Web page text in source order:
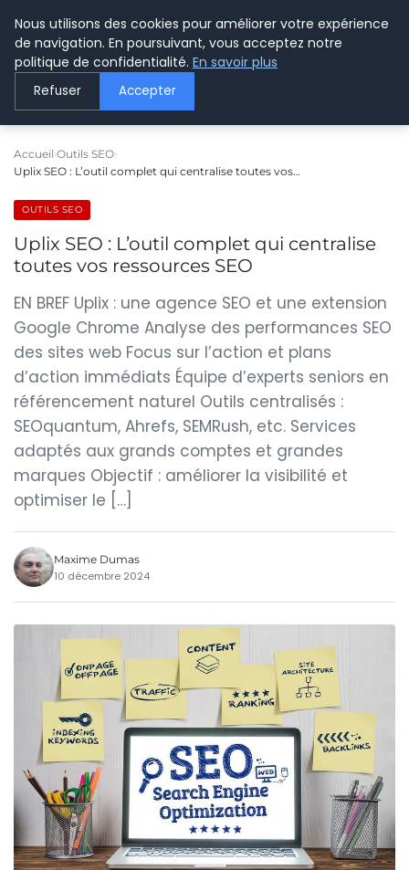
LE WEBMARKETING
Accueil Outils SEO
Uplix SEO : L’outil complet qui centralise toutes vos…
OUTILS SEO
Uplix SEO : L’outil complet qui centralise
toutes vos ressources SEO
EN BREF Uplix : une agence SEO et une extension
Google Chrome Analyse des performances SEO
des sites web Focus sur l’action et plans
d’action immédiats Équipe d’experts seniors en
référencement naturel Outils centralisés :
SEOquantum, Ahrefs, SEMRush, etc. Services
adaptés aux grands comptes et grandes
marques Objectif : améliorer la visibilité et
optimiser le […]
Maxime Dumas
10 décembre 2024
Nous utilisons des cookies pour améliorer votre expérience
de navigation. En poursuivant, vous acceptez notre
politique de confidentialité. En savoir plus
Refuser Accepter